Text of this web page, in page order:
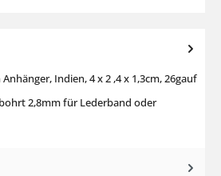
Indien, 4 x 2 ,4 x 1,3cm, 26gauf
2,8mm für Lederband oder